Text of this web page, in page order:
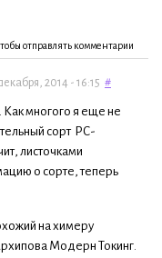
отправлять комментарии
2014 - 16:15 #
многого я еще не
сорт РС-
листочками
о сорте, теперь
на химеру
Модерн Токинг.